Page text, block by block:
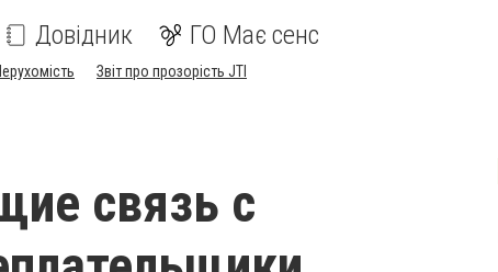
Довідник ГО Має сенс
Звіт про прозорість JTI
связь с